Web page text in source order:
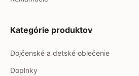
Kategórie produktov
Dojčenské a detské oblečenie
Doplnky